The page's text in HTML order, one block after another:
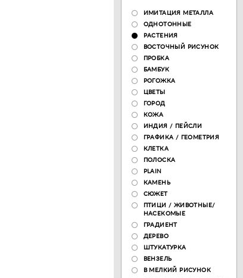
ИМИТАЦИЯ МЕТАЛЛА
ОДНОТОННЫЕ
РАСТЕНИЯ
ВОСТОЧНЫЙ РИСУНОК
ПРОБКА
БАМБУК
РОГОЖКА
ЦВЕТЫ
ГОРОД
КОЖА
ИНДИЯ / ПЕЙСЛИ
ГРАФИКА / ГЕОМЕТРИЯ
КЛЕТКА
ПОЛОСКА
PLAIN
КАМЕНЬ
СЮЖЕТ
ПТИЦИ / ЖИВОТНЫЕ/
НАСЕКОМЫЕ
ГРАДИЕНТ
ДЕРЕВО
ШТУКАТУРКА
ВЕНЗЕЛЬ
В МЕЛКИЙ РИСУНОК